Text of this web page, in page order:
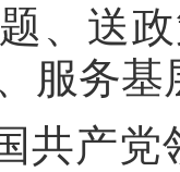
、送
服务
共产党